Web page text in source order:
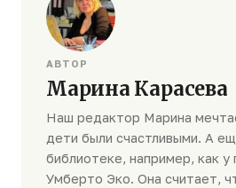
АВТОР
Марина Карасева
Наш редактор Марина
дети были счастливыми. А
библиотеке, например, как у
Умберто Эко. Она считает,